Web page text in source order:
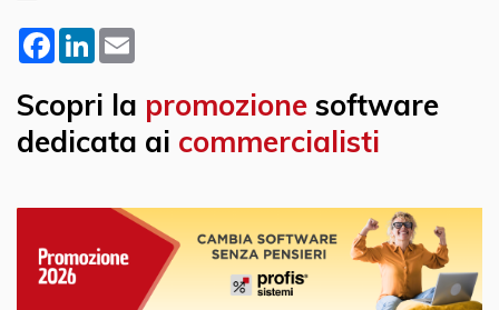
Facebook
LinkedIn
Scopri la promozione software
dedicata ai commercialisti